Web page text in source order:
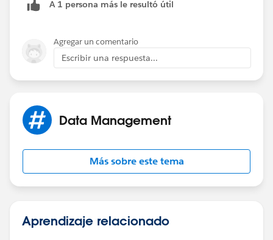
A 1 persona más le resultó útil
Agregar un comentario
Escribir una respuesta...
Data Management
Más sobre este tema
Aprendizaje relacionado